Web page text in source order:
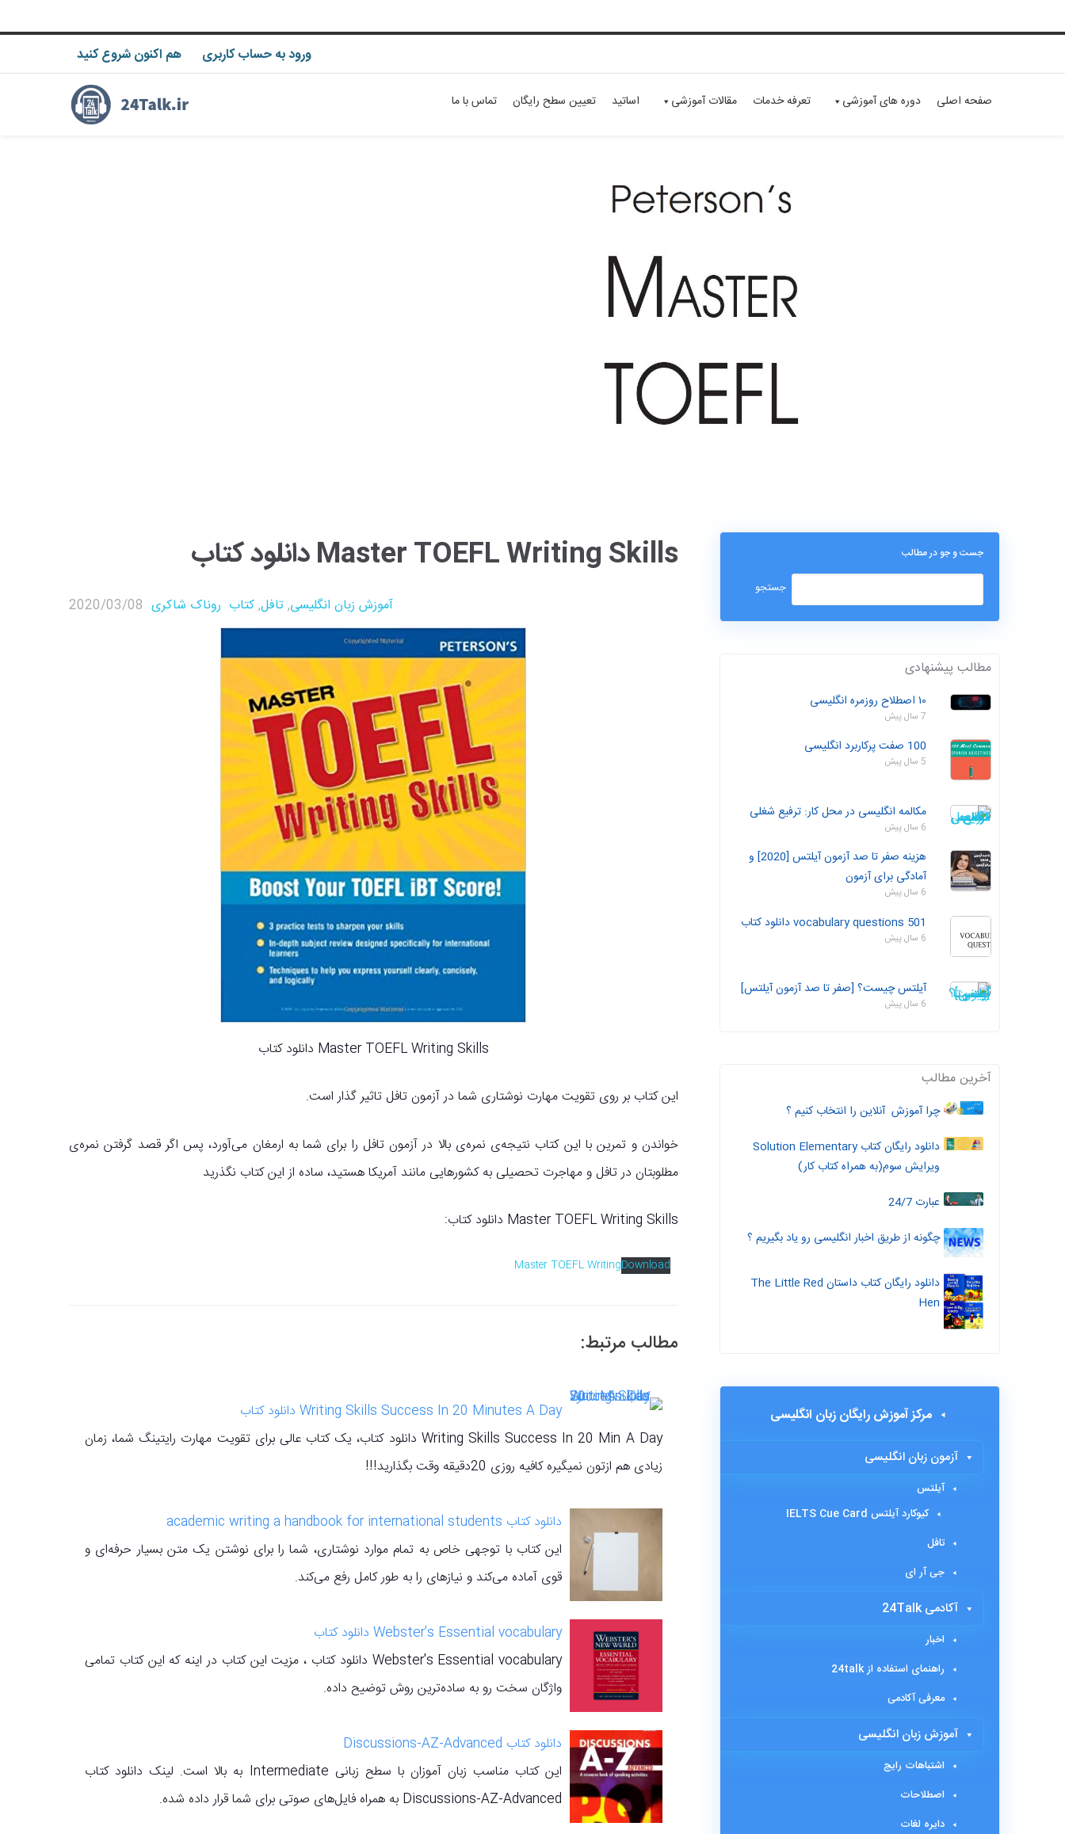
ورود به حساب کاربری هم اکنون شروع کنید
صفحه اصلی دوره های آموزشی تعرفه خدمات مقالات آموزشی اساتید تعیین سطح رایگان تماس با ما
Master TOEFL Writing Skills دانلود کتاب
2020/03/08 روناک شاکری آموزش زبان انگلیسی,تافل,کتاب
Master TOEFL Writing Skills دانلود کتاب
این کتاب بر روی تقویت مهارت نوشتاری شما در آزمون تافل تاثیر گذار است.
خواندن و تمرین با این کتاب نتیجه‌ی نمره‌ی بالا در آزمون تافل را برای شما به ارمغان می‌آورد، پس اگر قصد گرفتن نمره‌ی
مطلوبتان در تافل و مهاجرت تحصیلی به کشورهایی مانند آمریکا هستید، ساده از این کتاب نگذرید
Master TOEFL Writing Skills دانلود کتاب:
Master TOEFL WritingDownload
مطالب مرتبط:
Writing Skills Success In 20 Minutes A Day دانلود کتاب
Writing Skills Success In 20 Min A Day دانلود کتاب، یک کتاب عالی برای تقویت مهارت رایتینگ شما، زمان
زیادی هم ازتون نمیگیره کافیه روزی 20دقیقه وقت بگذارید!!!
دانلود کتاب academic writing a handbook for international students
این کتاب با توجهی خاص به تمام موارد نوشتاری، شما را برای نوشتن یک متن بسیار حرفه‌ای و
قوی آماده می‌کند و نیازهای را به طور کامل رفع می‌کند.
Webster's Essential vocabulary دانلود کتاب
Webster's Essential vocabulary دانلود کتاب ، مزیت این کتاب در اینه که این کتاب تمامی
واژگان سخت رو به ساده‌ترین روش توضیح داده.
دانلود کتاب Discussions-AZ-Advanced
این کتاب مناسب زبان آموزان با سطح زبانی Intermediate به بالا است. لینک دانلود کتاب
Discussions-AZ-Advanced به همراه فایل‌های صوتی برای شما قرار داده شده.
جست و جو در مطالب
مطالب پیشنهادی
۱۰ اصطلاح روزمره انگلیسی
7 سال پیش
100 صفت پرکاربرد انگلیسی
5 سال پیش
مکالمه انگلیسی در محل کار: ترفیع شغلی
6 سال پیش
هزینه صفر تا صد آزمون آیلتس [2020] و
آمادگی برای آزمون
6 سال پیش
501 vocabulary questions دانلود کتاب
6 سال پیش
آیلتس چیست؟ [صفر تا صد آزمون آیلتس]
6 سال پیش
آخرین مطالب
چرا آموزش آنلاین را انتخاب کنیم ؟
دانلود رایگان کتاب Solution Elementary
ویرایش سوم(به همراه کتاب کار)
عبارت 24/7
چگونه از طریق اخبار انگلیسی رو یاد بگیریم ؟
دانلود رایگان کتاب داستان The Little Red
Hen
مرکز آموزش رایگان زبان انگلیسی
آزمون زبان انگلیسی
آیلتس
کیوکارد آیلتس IELTS Cue Card
تافل
جی آر ای
آکادمی 24Talk
اخبار
راهنمای استفاده از 24talk
معرفی آکادمی
آموزش زبان انگلیسی
اشتباهات رایج
اصطلاحات
دایره لغات